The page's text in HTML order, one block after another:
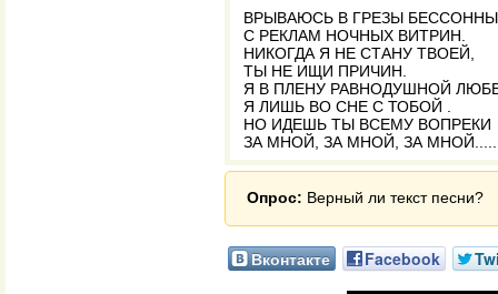
ВРЫВАЮСЬ В ГРЕЗЫ
С РЕКЛАМ НОЧНЫХ ВИТРИН.
НИКОГДА Я НЕ СТАНУ ТВОЕЙ,
ТЫ НЕ ИЩИ ПРИЧИН.
Я В ПЛЕНУ РАВНОДУШНОЙ
Я ЛИШЬ ВО СНЕ С ТОБОЙ .
НО ИДЕШЬ ТЫ ВСЕМУ ВОПРЕКИ
ЗА МНОЙ, ЗА МНОЙ, ЗА
Опрос: Верный ли текст песни?
Вконтакте Facebook